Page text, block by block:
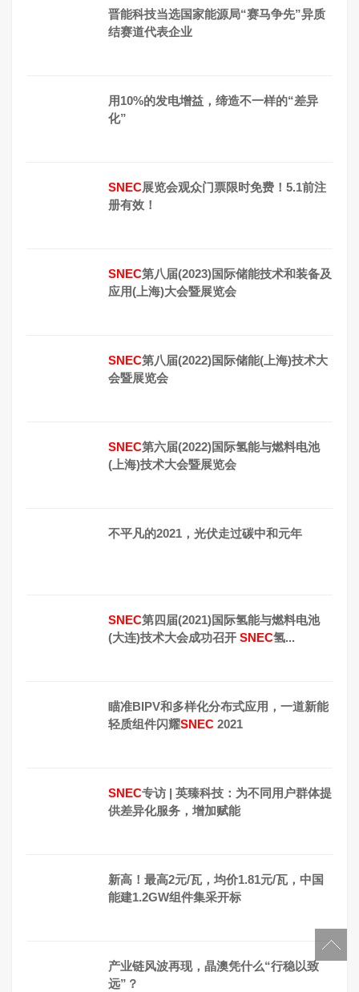
晋能科技当选国家能源局“赛马争先”异质
结赛道代表企业
用10%的发电增益，缔造不一样的“差异
化”
SNEC展览会观众门票限时免费！5.1前注
册有效！
SNEC第八届(2023)国际储能技术和装备及
应用(上海)大会暨展览会
SNEC第八届(2022)国际储能(上海)技术大
会暨展览会
SNEC第六届(2022)国际氢能与燃料电池
(上海)技术大会暨展览会
不平凡的2021，光伏走过碳中和元年
SNEC第四届(2021)国际氢能与燃料电池
(大连)技术大会成功召开 SNEC氢...
瞄准BIPV和多样化分布式应用，一道新能
轻质组件闪耀SNEC 2021
SNEC专访 | 英臻科技：为不同用户群体提
供差异化服务，增加赋能
新高！最高2元/瓦，均价1.81元/瓦，中国
能建1.2GW组件集采开标
产业链风波再现，晶澳凭什么“行稳以致
远”？